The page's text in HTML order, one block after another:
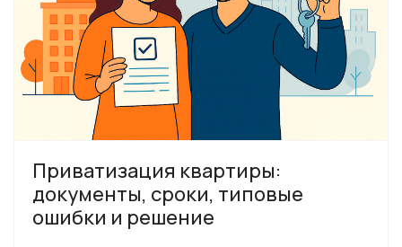
Приватизация квартиры:
документы, сроки, типовые
ошибки и решение